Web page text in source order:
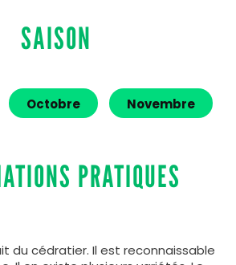
SAISON
Octobre Novembre
PRATIQUES
du cédratier. Il est reconnaissable